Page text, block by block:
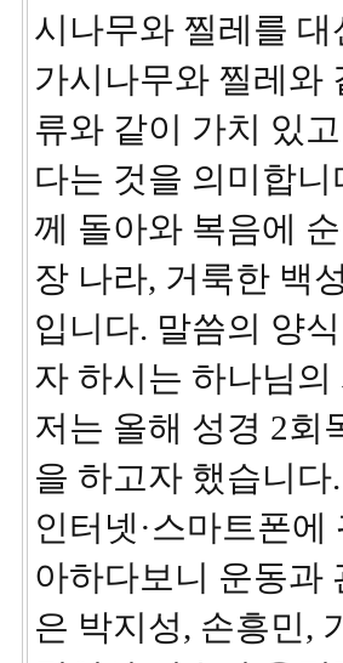
시나무와 찔레를
가시나무와 찔레와
류와 같이 가치 있
다는 것을 의미합
께 돌아와 복음에
장 나라, 거룩한 백
입니다. 말씀의 양
자 하시는 하나님
저는 올해 성경 2회
을 하고자 했습니
인터넷·스마트폰
아하다보니 운동과
은 박지성, 손흥민,